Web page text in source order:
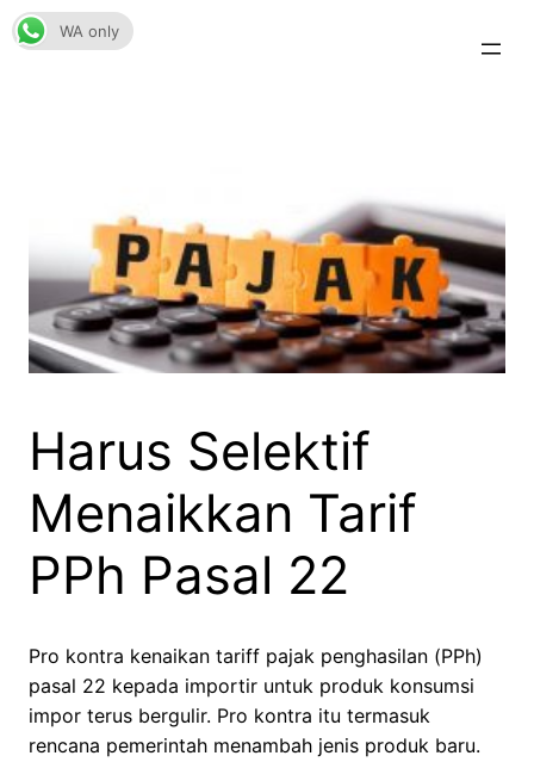
Skip
to
Harus Selektif
Menaikkan Tarif
PPh Pasal 22
Pro kontra kenaikan tariff pajak penghasilan (PPh)
pasal 22 kepada importir untuk produk konsumsi
impor terus bergulir. Pro kontra itu termasuk
rencana pemerintah menambah jenis produk baru.
WA only